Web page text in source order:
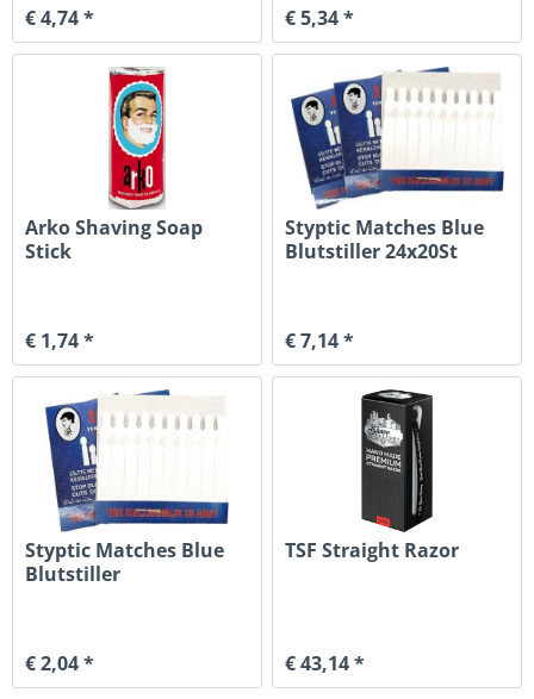
€ 4,74 * € 5,34 *
Arko Shaving Soap
Stick
€ 1,74 *
Styptic Matches Blue
Blutstiller 24x20St
€ 7,14 *
Styptic Matches Blue
Blutstiller
€ 2,04 *
TSF Straight Razor
€ 43,14 *